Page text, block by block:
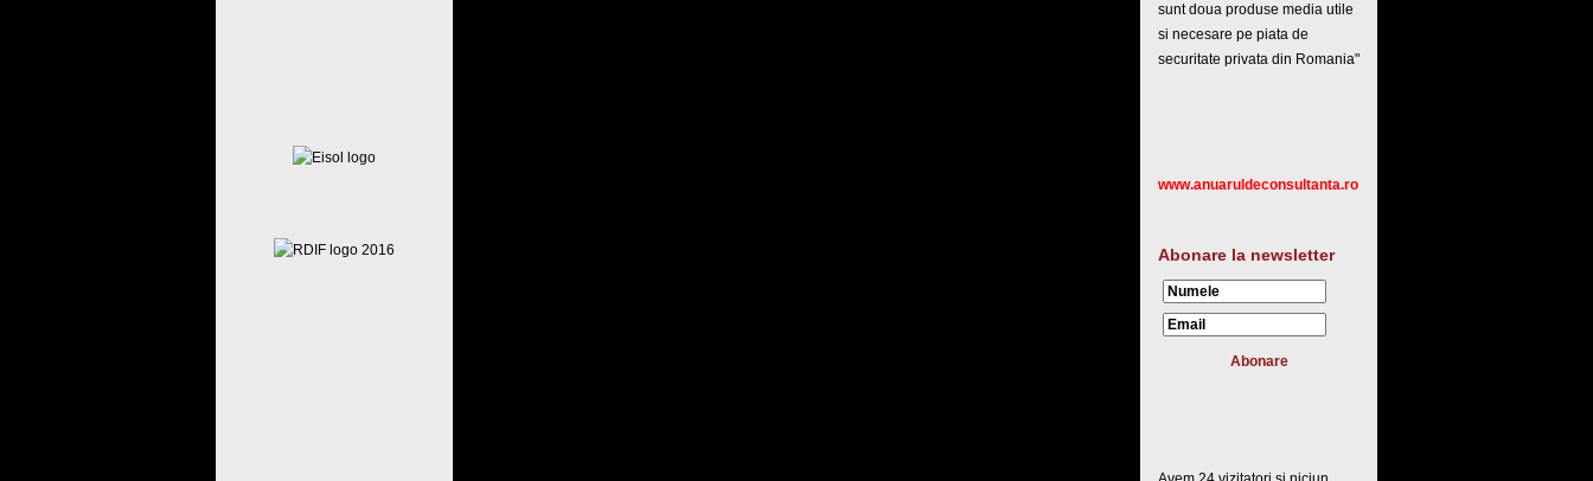
sunt doua produse media utile
si necesare pe piata de
securitate privata din Romania"
www.anuaruldeconsultanta.ro
Abonare la newsletter